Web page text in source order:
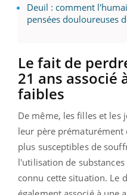
Deuil : comment
pensées douloureuses
Le fait de
21 ans associé
faibles
De même, les filles et les
leur père
plus susceptibles de
l'utilisation de
connu cette situation. Le